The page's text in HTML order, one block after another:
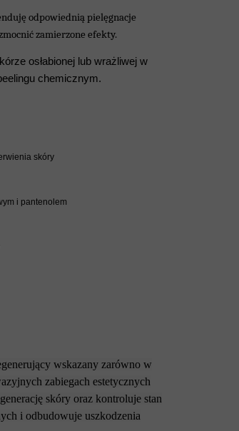
odpowiednią pielęgnacje
zamierzone efekty.
osłabionej lub wrażliwej w
chemicznym.
skóry
i pantenolem
wskazany zarówno w
zabiegach estetycznych
skóry oraz kontroluje stan
i odbudowuje uszkodzenia